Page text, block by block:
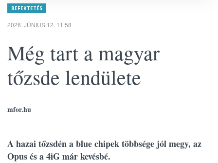
BEFEKTETÉS
2026. JÚNIUS 12. 11:58
Még tart a magyar
tőzsde lendülete
mfor.hu
A hazai tőzsdén a blue chipek többsége jól megy, az
Opus és a 4iG már kevésbé.